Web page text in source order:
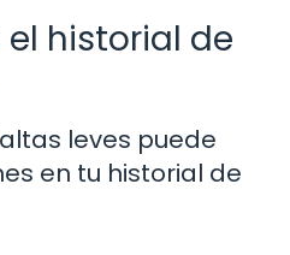
historial de
leves puede
en tu historial de